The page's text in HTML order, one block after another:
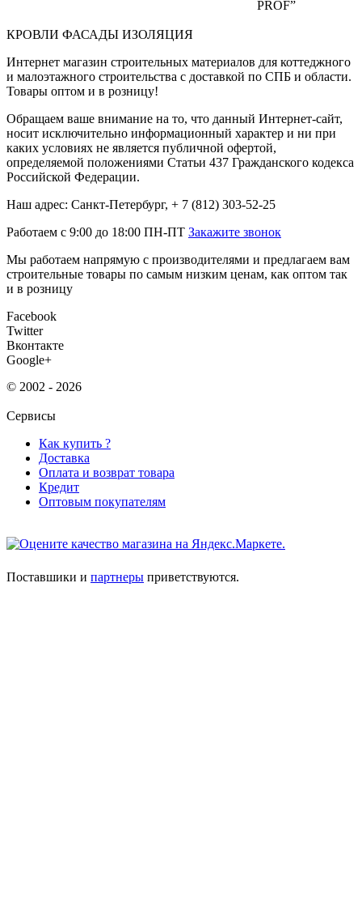
PROF”
КРОВЛИ ФАСАДЫ ИЗОЛЯЦИЯ
Интернет магазин строительных материалов для коттеджного
и малоэтажного строительства с доставкой по СПБ и области.
Товары оптом и в розницу!
Обращаем ваше внимание на то, что данный Интернет-сайт,
носит исключительно информационный характер и ни при
каких условиях не является публичной офертой,
определяемой положениями Статьи 437 Гражданского кодекса
Российской Федерации.
Наш адрес: Санкт-Петербург, + 7 (812) 303-52-25
Работаем с 9:00 до 18:00 ПН-ПТ Закажите звонок
Мы работаем напрямую с производителями и предлагаем вам
строительные товары по самым низким ценам, как оптом так
и в розницу
Facebook
Twitter
Вконтакте
Google+
© 2002 - 2026
Сервисы
Как купить ?
Доставка
Оплата и возврат товара
Кредит
Оптовым покупателям
Поставшики и партнеры приветствуются.